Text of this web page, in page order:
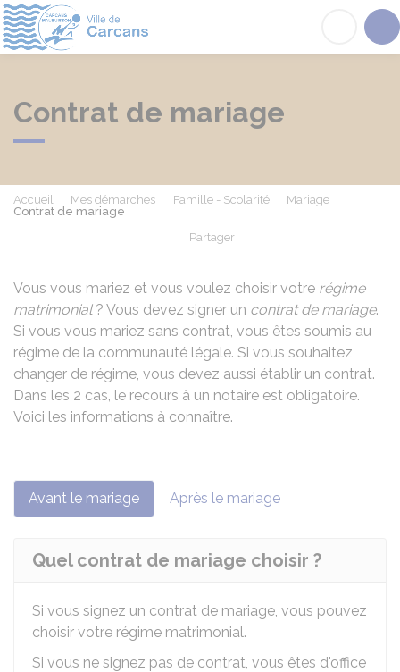
Contrat de mariage
Accueil Mes démarches Famille - Scolarité
Mariage
Contrat de mariage
Partager
Vous vous mariez et vous voulez choisir votre régime
matrimonial? Vous devez signer un contrat de mariage.
Si vous vous mariez sans contrat, vous êtes soumis au
régime de la communauté légale. Si vous souhaitez
changer de régime, vous devez aussi établir un contrat.
Dans les 2 cas, le recours à un notaire est obligatoire.
Voici les informations à connaître.
Avant le mariage Après le mariage
Quel contrat de mariage choisir ?
Si vous signez un contrat de mariage, vous pouvez
choisir votre régime matrimonial.
Si vous ne signez pas de contrat, vous êtes d'office